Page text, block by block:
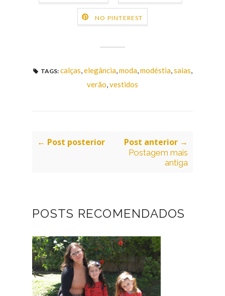
NO PINTEREST
TAGS: calças,elegância,moda,modéstia,saias,
verão,vestidos
← Post posterior Post anterior →
Postagem mais
antiga
POSTS RECOMENDADOS